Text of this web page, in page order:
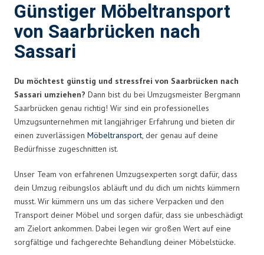
Günstiger Möbeltransport
von Saarbrücken nach
Sassari
Du möchtest günstig und stressfrei von Saarbrücken nach
Sassari umziehen? Dann bist du bei Umzugsmeister Bergmann
Saarbrücken genau richtig! Wir sind ein professionelles
Umzugsunternehmen mit langjähriger Erfahrung und bieten dir
einen zuverlässigen Möbeltransport, der genau auf deine
Bedürfnisse zugeschnitten ist.
Unser Team von erfahrenen Umzugsexperten sorgt dafür, dass
dein Umzug reibungslos abläuft und du dich um nichts kümmern
musst. Wir kümmern uns um das sichere Verpacken und den
Transport deiner Möbel und sorgen dafür, dass sie unbeschädigt
am Zielort ankommen. Dabei legen wir großen Wert auf eine
sorgfältige und fachgerechte Behandlung deiner Möbelstücke.